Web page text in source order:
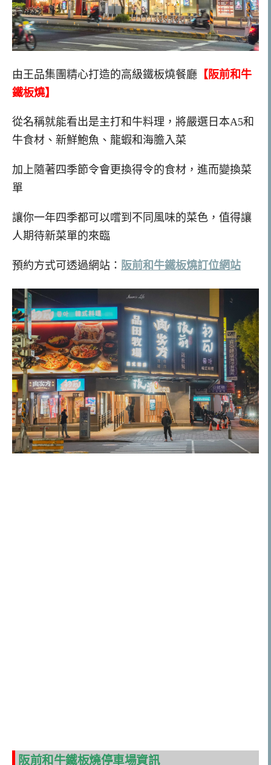
由王品集團精心打造的高級鐵板燒餐廳 【阪前和牛
鐵板燒】
從名稱就能看出是主打和牛料理，將嚴選日本A5和
牛食材、新鮮鮑魚、龍蝦和海膽入菜
加上隨著四季節令會更換得令的食材，進而變換菜
單
讓你一年四季都可以嚐到不同風味的菜色，值得讓
人期待新菜單的來臨
預約方式可透過網站： 阪前和牛鐵板燒訂位網站
阪前和牛鐵板燒停車場資訊